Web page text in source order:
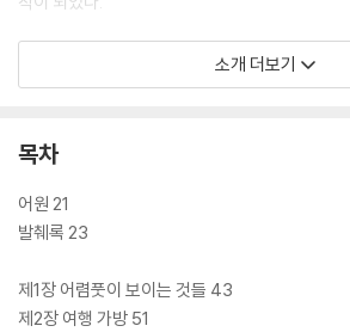
『모비 딕』은 공포와 외경을 불러일으키는 거대한
한쪽 다리를 빼앗긴 뒤 복수를 위해 대서양으로
와 종말을 그린 작품이다. ‘피쿼드’ 호의 선원들은
자연에 이미 지고 있었는지도 모른다. 그들은 아
통해 천신만고 끝에 겨우 ‘모비 딕’과 만나지만 복
고래와 포경업에 관해 인류가 탐색하고 축적해온
대한 철학적 명상들로 가득한 이 소설은 부정적
소개 더보기
목차
어원 21
발췌록 23
제1장 어렴풋이 보이는 것들 43
제2장 여행 가방 51